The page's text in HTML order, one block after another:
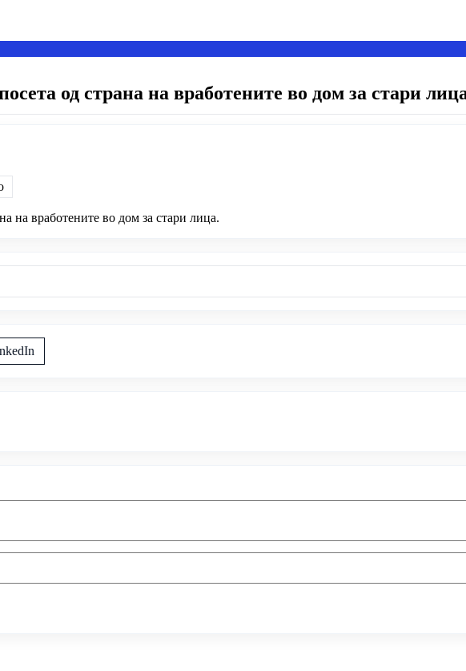
од страна на вработените во дом за стари
на вработените во дом за стари лица.